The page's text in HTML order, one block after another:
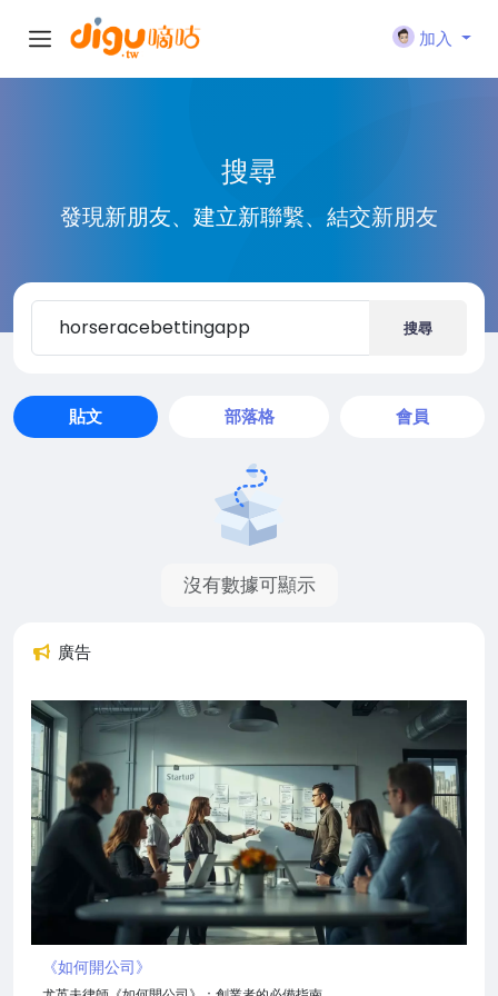
加入
搜尋
發現新朋友、建立新聯繫、結交新朋友
搜尋
貼文 部落格 會員
沒有數據可顯示
廣告
《如何開公司》